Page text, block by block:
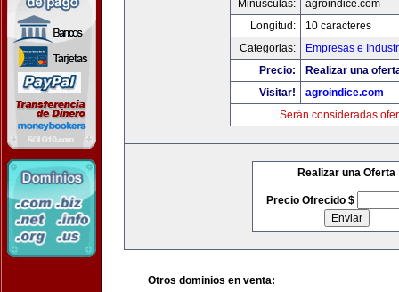
Minusculas:
agroindice.com
Longitud:
10 caracteres
Categorias:
Empresas e
Precio:
Realizar una
Visitar!
agroindice.com
Serán consideradas
Realizar una Oferta
Precio Ofrecido $
Otros dominios en venta: